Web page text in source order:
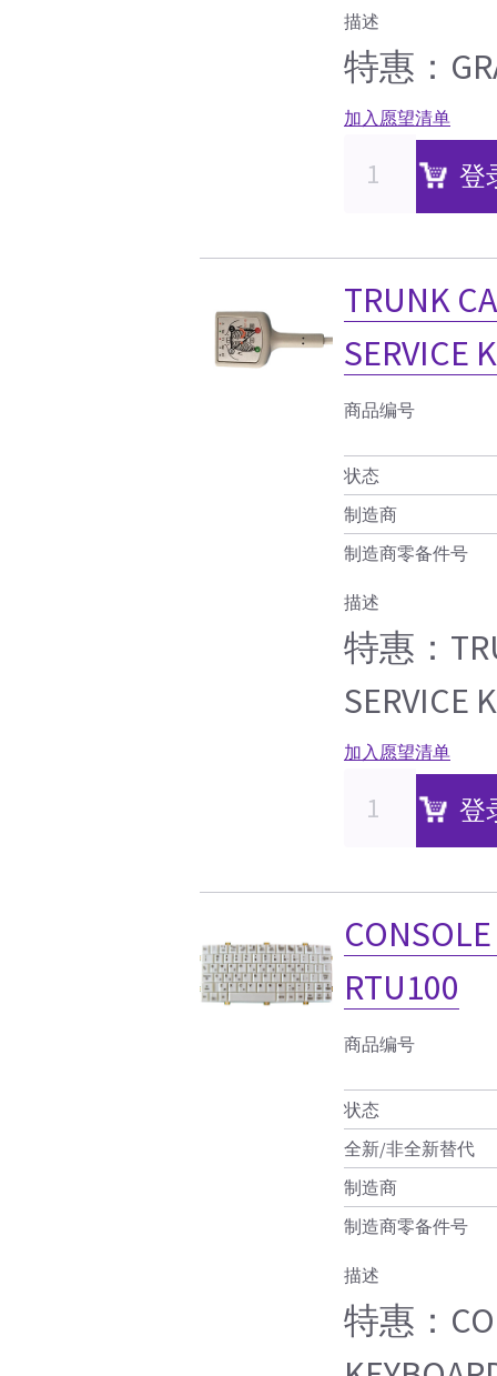
描述
特惠：
加入愿望清单
登
TRUNK
SERVICE
商品编号
状态
制造商
制造商零备件号
描述
特惠：
SERVICE
加入愿望清单
登
RTU100
商品编号
状态
全新/非全新替代
制造商
制造商零备件号
描述
特惠：